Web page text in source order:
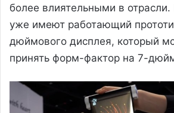
более влиятельными в
уже имеют работающий
дюймового дисплея, который
принять форм-фактор на 7-